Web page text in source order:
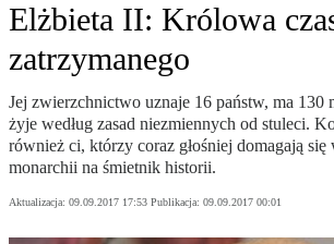
Elżbieta II: Królowa
zatrzymanego
Jej zwierzchnictwo uznaje 16 państw, ma 130
żyje według zasad niezmiennych od stuleci.
również ci, którzy coraz głośniej domagają się
monarchii na śmietnik historii.
Aktualizacja: 09.09.2017 17:53 Publikacja: 09.09.2017 00:01